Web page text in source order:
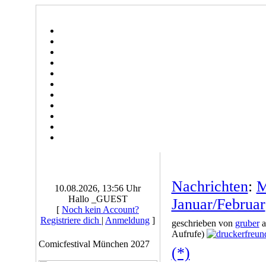
10.08.2026, 13:56 Uhr
Hallo _GUEST
[ Noch kein Account?
Registriere dich | Anmeldung ]
Comicfestival München 2027
Nachrichten:
Januar/Februar
geschrieben von gruber
Aufrufe)
(*)